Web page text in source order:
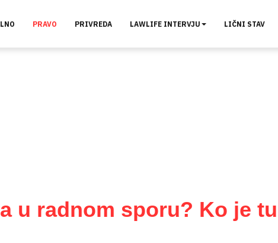
PRAVO PRIVREDA LAWLIFE INTERVJU LIČNI STAV
u radnom sporu? Ko je